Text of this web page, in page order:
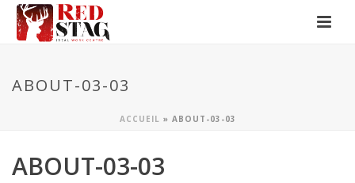
ABOUT-03-03
ACCUEIL » ABOUT-03-03
ABOUT-03-03